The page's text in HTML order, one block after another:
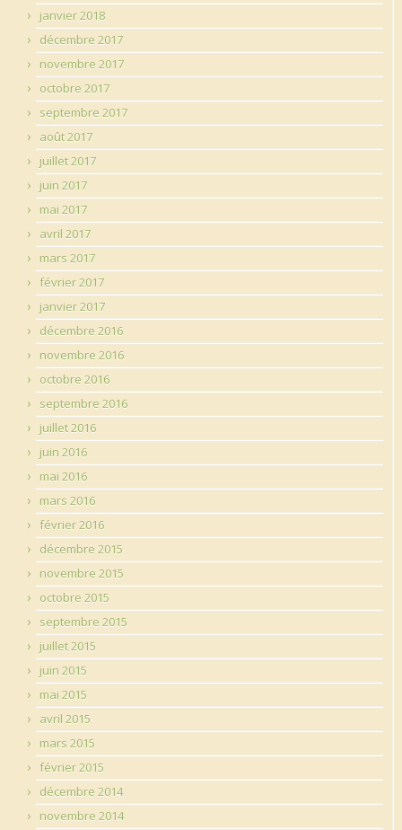
janvier 2018
décembre 2017
novembre 2017
octobre 2017
septembre 2017
août 2017
juillet 2017
juin 2017
mai 2017
avril 2017
mars 2017
février 2017
janvier 2017
décembre 2016
novembre 2016
octobre 2016
septembre 2016
juillet 2016
juin 2016
mai 2016
mars 2016
février 2016
décembre 2015
novembre 2015
octobre 2015
septembre 2015
juillet 2015
juin 2015
mai 2015
avril 2015
mars 2015
février 2015
décembre 2014
novembre 2014